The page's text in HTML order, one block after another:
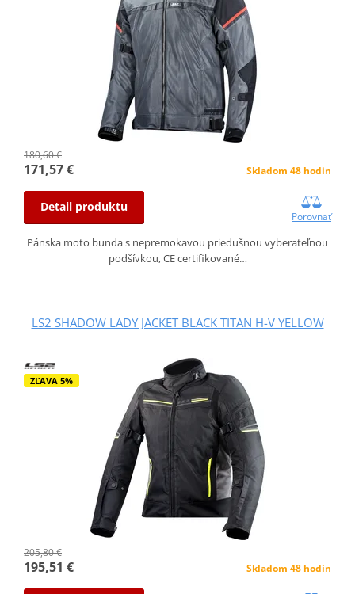
180,60 €
171,57 € Skladom 48 hodin
Detail produktu
Porovnať
Pánska moto bunda s nepremokavou priedušnou vyberateľnou
podšívkou, CE certifikované…
LS2 SHADOW LADY JACKET BLACK TITAN H-V YELLOW
ZĽAVA 5%
205,80 €
195,51 € Skladom 48 hodin